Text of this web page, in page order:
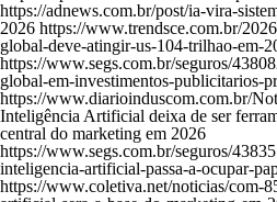
https://adnews.com.br/post/ia-vira-
2026 https://www.trendsce.com.br/
global-deve-atingir-us-104-trilhao-em-
https://www.segs.com.br/seguros/
global-em-investimentos-publicitarios-
https://www.diarioinduscom.com.br/
Inteligência Artificial deixa de ser
central do marketing em 2026
https://www.segs.com.br/seguros/
inteligencia-artificial-passa-a-ocupar-
https://www.coletiva.net/noticias/com-